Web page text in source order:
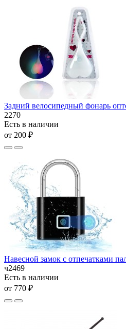
Задний велосипедный фонарь
2270
Есть в наличии
от 200 ₽
Навесной замок с отпечатками
ч2469
Есть в наличии
от 770 ₽